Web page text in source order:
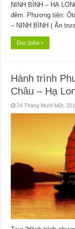
NINH BÌNH – HẠ
đêm. Phương tiện:
– NINH BÌNH ( Ăn
Đọc thêm »
Hành trình
Châu – Hạ
24 Tháng Mười Một,